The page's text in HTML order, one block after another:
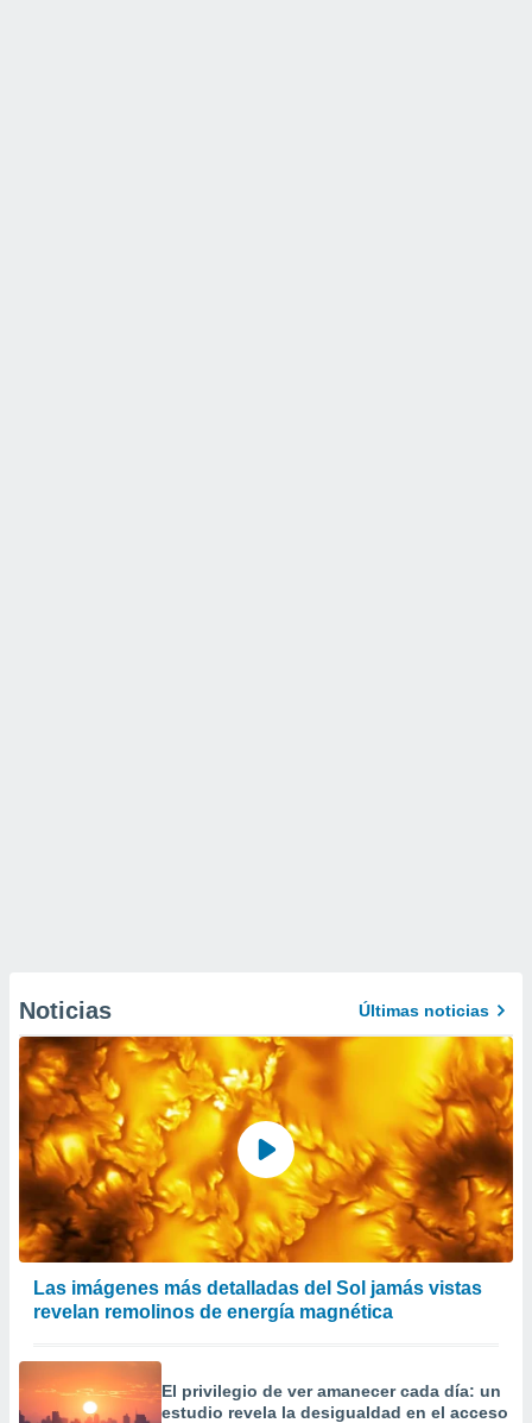
Noticias Últimas noticias
Las imágenes más detalladas del Sol jamás vistas
revelan remolinos de energía magnética
El privilegio de ver amanecer cada día: un
estudio revela la desigualdad en el acceso